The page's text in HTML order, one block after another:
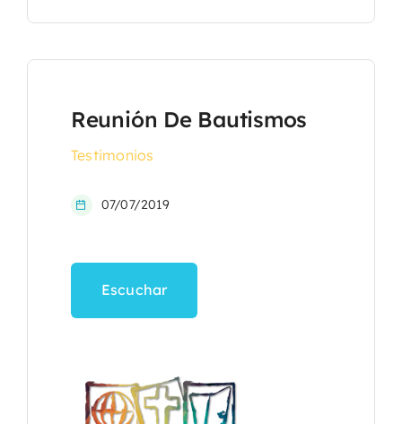
Reunión De Bautismos
Testimonios
07/07/2019
Escuchar